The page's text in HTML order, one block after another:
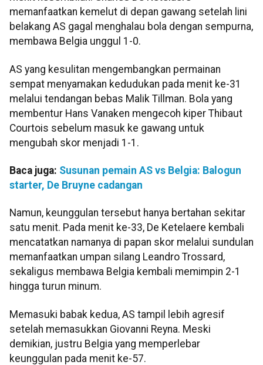
memanfaatkan kemelut di depan gawang setelah lini
belakang AS gagal menghalau bola dengan sempurna,
membawa Belgia unggul 1-0.
AS yang kesulitan mengembangkan permainan
sempat menyamakan kedudukan pada menit ke-31
melalui tendangan bebas Malik Tillman. Bola yang
membentur Hans Vanaken mengecoh kiper Thibaut
Courtois sebelum masuk ke gawang untuk
mengubah skor menjadi 1-1.
Baca juga: Susunan pemain AS vs Belgia: Balogun
starter, De Bruyne cadangan
Namun, keunggulan tersebut hanya bertahan sekitar
satu menit. Pada menit ke-33, De Ketelaere kembali
mencatatkan namanya di papan skor melalui sundulan
memanfaatkan umpan silang Leandro Trossard,
sekaligus membawa Belgia kembali memimpin 2-1
hingga turun minum.
Memasuki babak kedua, AS tampil lebih agresif
setelah memasukkan Giovanni Reyna. Meski
demikian, justru Belgia yang memperlebar
keunggulan pada menit ke-57.